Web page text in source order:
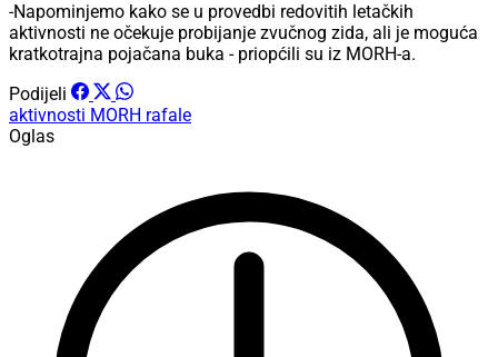
-Napominjemo kako se u provedbi redovitih letačkih
aktivnosti ne očekuje probijanje zvučnog zida, ali je moguća
kratkotrajna pojačana buka - priopćili su iz MORH-a.
Podijeli
aktivnosti MORH rafale
Oglas